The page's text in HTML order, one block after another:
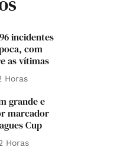
incidentes
com
as vítimas
Horas
grande e
marcador
Cup
Horas